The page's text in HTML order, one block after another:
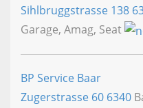
Sihlbruggstrasse 138
Garage, Amag, Seat
BP Service Baar
Zugerstrasse 60 6340